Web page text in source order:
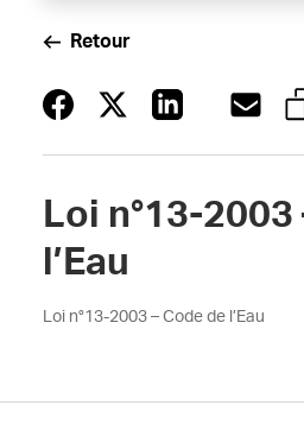
Retour
Loi n°13-
l’Eau
Loi n°13-2003 – Code de l’Eau